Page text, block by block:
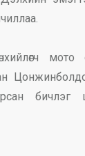
мото
бичлэг